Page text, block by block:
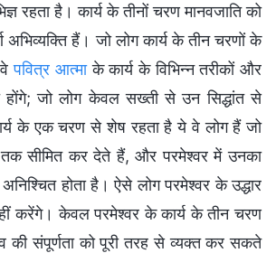
रहता है। कार्य के तीनों चरण मानवजाति को
अभिव्यक्ति हैं। जो लोग कार्य के तीन चरणों के
वेपवित्र आत्माके कार्य के विभिन्न तरीकों और
होंगे; जो लोग केवल सख्ती से उन सिद्धांत से
के एक चरण से शेष रहता है ये वे लोग हैं जो
तक सीमित कर देते हैं, और परमेश्वर में उनका
होता है। ऐसे लोग परमेश्वर के उद्धार
करेंगे। केवल परमेश्वर के कार्य के तीन चरण
की संपूर्णता को पूरी तरह से व्यक्त कर सकते